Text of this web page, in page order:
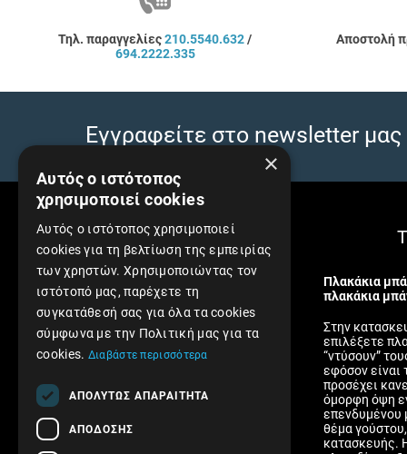
Τηλ. παραγγελίες210.5540.632/
694.2222.335
Αποστολή
Εγγραφείτε στο newsletter
Πληροφορίες
Πολιτική Απορρήτου
Αποστολές και Πληρωμές
Επιστροφές και Ακυρώσεις
Όροι Χρήσης
Επικοινωνήστε μαζί μας
Πλακάκια
πλακάκια
Στην
επιλέξετε
“ντύσουν”
εφόσον είναι
προσέχει
όμορφη όψη
επενδυμένου
θέμα
κατασκευής.
×
Αυτός ο ιστότοπος
χρησιμοποιεί cookies
Αυτός ο ιστότοπος χρησιμοποιεί
cookies για τη βελτίωση της εμπειρίας
των χρηστών. Χρησιμοποιώντας τον
ιστότοπό μας, παρέχετε τη
συγκατάθεσή σας για όλα τα cookies
σύμφωνα με την Πολιτική μας για τα
cookies. Διαβάστε περισσότερα
ΑΠΟΛΎΤΩΣ ΑΠΑΡΑΊΤΗΤΑ
ΑΠΌΔΟΣΗΣ